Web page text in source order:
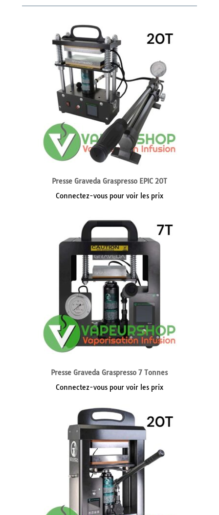
Presse Graveda Graspresso EPIC 20T
Connectez-vous pour voir les prix
Presse Graveda Graspresso 7 Tonnes
Connectez-vous pour voir les prix